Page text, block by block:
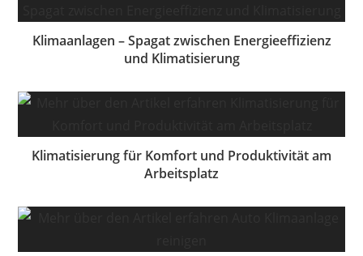
Klimaanlagen – Spagat zwischen Energieeffizienz
und Klimatisierung
Klimatisierung für Komfort und Produktivität am
Arbeitsplatz